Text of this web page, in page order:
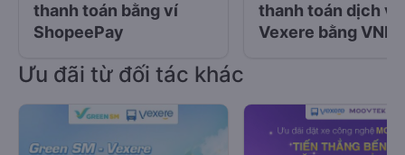
thanh toán bằng ví
ShopeePay
thanh toán dịch vụ
Vexere bằng
Ưu đãi từ đối tác khác